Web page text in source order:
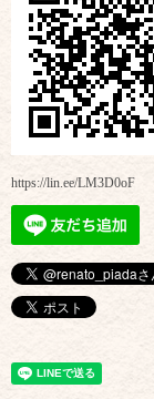
https://lin.ee/LM3D0oF